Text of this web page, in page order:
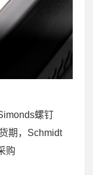
螺钉
期，Schmidt
购